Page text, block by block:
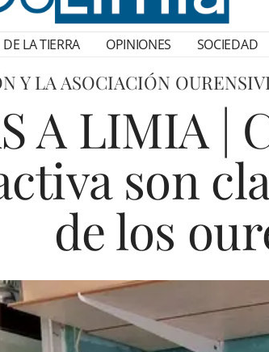
DE LA TIERRA OPINIONES SOCIEDAD
Y LA ASOCIACIÓN
A LIMIA |
son
de los